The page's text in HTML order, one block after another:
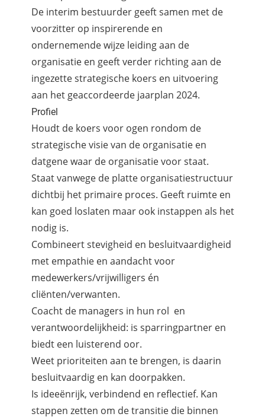
De interim bestuurder geeft samen met de
voorzitter op inspirerende en
ondernemende wijze leiding aan de
organisatie en geeft verder richting aan de
ingezette strategische koers en uitvoering
aan het geaccordeerde jaarplan 2024.
Profiel
Houdt de koers voor ogen rondom de
strategische visie van de organisatie en
datgene waar de organisatie voor staat.
Staat vanwege de platte organisatiestructuur
dichtbij het primaire proces. Geeft ruimte en
kan goed loslaten maar ook instappen als het
nodig is.
Combineert stevigheid en besluitvaardigheid
met empathie en aandacht voor
medewerkers/vrijwilligers én
cliënten/verwanten.
Coacht de managers in hun rol en
verantwoordelijkheid: is sparringpartner en
biedt een luisterend oor.
Weet prioriteiten aan te brengen, is daarin
besluitvaardig en kan doorpakken.
Is ideeënrijk, verbindend en reflectief. Kan
stappen zetten om de transitie die binnen